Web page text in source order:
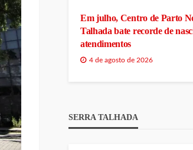
Em julho, Centro de Parto
Talhada bate recorde de
atendimentos
4 de agosto de 2026
SERRA TALHADA